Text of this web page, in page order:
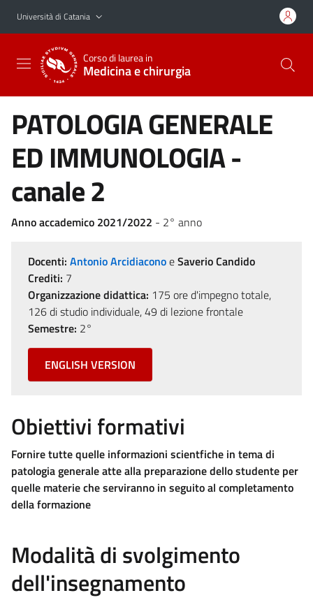
Vai al contenuto principale
Vai al menu di navigazione
Università di Catania
Corso di laurea in
Medicina e chirurgia
PATOLOGIA GENERALE
ED IMMUNOLOGIA -
canale 2
Anno accademico 2021/2022 - 2° anno
Docenti: Antonio ArcidiaconoeSaverio Candido
Crediti: 7
Organizzazione didattica: 175 ore d'impegno totale,
126 di studio individuale, 49 di lezione frontale
Semestre: 2°
ENGLISH VERSION
Obiettivi formativi
Fornire tutte quelle informazioni scientfiche in tema di
patologia generale atte alla preparazione dello studente per
quelle materie che serviranno in seguito al completamento
della formazione
Modalità di svolgimento
dell'insegnamento